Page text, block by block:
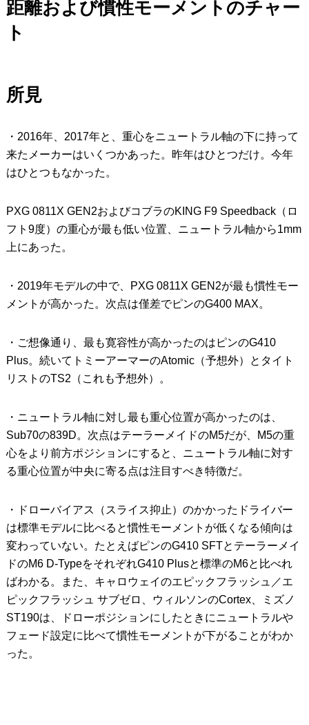
距離および慣性モーメントのチャー
ト
所見
・2016年、2017年と、重心をニュートラル軸の下に持って
来たメーカーはいくつかあった。昨年はひとつだけ。今年
はひとつもなかった。
PXG 0811X GEN2およびコブラのKING F9 Speedback（ロ
フト9度）の重心が最も低い位置、ニュートラル軸から1mm
上にあった。
・2019年モデルの中で、PXG 0811X GEN2が最も慣性モー
メントが高かった。次点は僅差でピンのG400 MAX。
・ご想像通り、最も寛容性が高かったのはピンのG410
Plus。続いてトミーアーマーのAtomic（予想外）とタイト
リストのTS2（これも予想外）。
・ニュートラル軸に対し最も重心位置が高かったのは、
Sub70の839D。次点はテーラーメイドのM5だが、M5の重
心をより前方ポジションにすると、ニュートラル軸に対す
る重心位置が中央に寄る点は注目すべき特徴だ。
・ドローバイアス（スライス抑止）のかかったドライバー
は標準モデルに比べると慣性モーメントが低くなる傾向は
変わっていない。たとえばピンのG410 SFTとテーラーメイ
ドのM6 D-TypeをそれぞれG410 Plusと標準のM6と比べれ
ばわかる。また、キャロウェイのエピックフラッシュ／エ
ピックフラッシュ サブゼロ、ウィルソンのCortex、ミズノ
ST190は、ドローポジションにしたときにニュートラルや
フェード設定に比べて慣性モーメントが下がることがわか
った。